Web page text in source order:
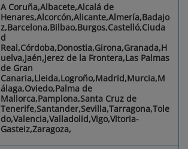
A Coruña,Albacete,Alcalá de
Henares,Alcorcón,Alicante,Almería,Badajo
z,Barcelona,Bilbao,Burgos,Castelló,Ciuda
d
Real,Córdoba,Donostia,Girona,Granada,H
uelva,Jaén,Jerez de la Frontera,Las Palmas
de Gran
Canaria,Lleida,Logroño,Madrid,Murcia,M
álaga,Oviedo,Palma de
Mallorca,Pamplona,Santa Cruz de
Tenerife,Santander,Sevilla,Tarragona,Tole
do,Valencia,Valladolid,Vigo,Vitoria-
Gasteiz,Zaragoza,